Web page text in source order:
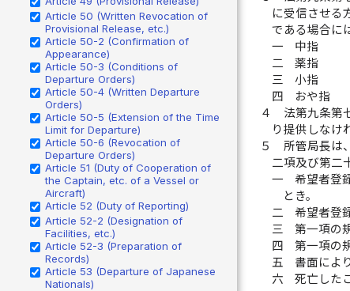
Article 50 (Written Revocation of
Provisional Release, etc.)
Article 50-2 (Confirmation of
Appearance)
Article 50-3 (Conditions of
Departure Orders)
Article 50-4 (Written Departure
Orders)
Article 50-5 (Extension of the Time
Limit for Departure)
Article 50-6 (Revocation of
Departure Orders)
Article 51 (Duty of Cooperation of
the Captain, etc. of a Vessel or
Aircraft)
Article 52 (Duty of Reporting)
Article 52-2 (Designation of
Facilities, etc.)
Article 52-3 (Preparation of
Records)
Article 53 (Departure of Japanese
Nationals)
に受信させる
である場合に
一
中指
二
薬指
三
小指
四
おや指
４
法第九条第
り提供しなけ
５
所管局長は
二項及び第二
一
希望者登
とき。
二
希望者登
三
第一項の
四
第一項の
五
書面によ
六
死亡した